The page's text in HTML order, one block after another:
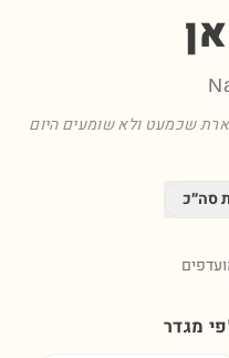
שכמעט ולא שומעים היום
סה״כ
מגדר